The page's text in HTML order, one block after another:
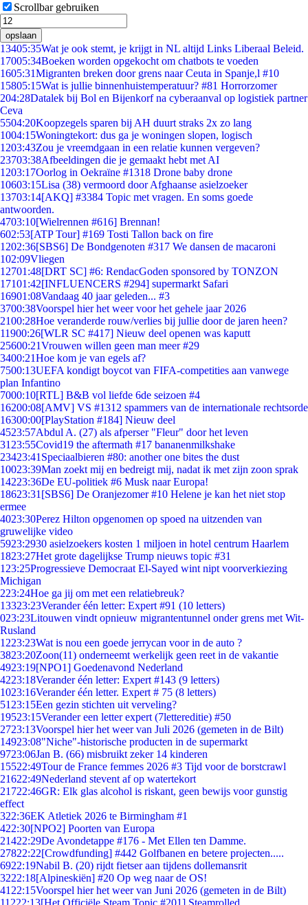
Scrollbar gebruiken
opslaan
13405:35Wat je ook stemt, je krijgt in NL altijd Links Liberaal Beleid.
17005:34Boeken worden opgekocht om chatbots te voeden
1605:31Migranten breken door grens naar Ceuta in Spanje,l #10
15805:15Wat is jullie binnenhuistemperatuur? #81 Horrorzomer
204:28Datalek bij Bol en Bijenkorf na cyberaanval op logistiek partner
Ceva
5504:20Koopzegels sparen bij AH duurt straks 2x zo lang
1004:15Woningtekort: dus ga je woningen slopen, logisch
1203:43Zou je vreemdgaan in een relatie kunnen vergeven?
23703:38Afbeeldingen die je gemaakt hebt met AI
1203:17Oorlog in Oekraïne #1318 Drone baby drone
10603:15Lisa (38) vermoord door Afghaanse asielzoeker
13703:14[AKQ] #3384 Topic met vragen. En soms goede
antwoorden.
4703:10[Wielrennen #616] Brennan!
602:53[ATP Tour] #169 Tosti Tallon back on fire
1202:36[SBS6] De Bondgenoten #317 We dansen de macaroni
102:09Vliegen
12701:48[DRT SC] #6: RendacGoden sponsored by TONZON
17101:42[INFLUENCERS #294] supermarkt Safari
16901:08Vandaag 40 jaar geleden... #3
3700:38Voorspel hier het weer voor het gehele jaar 2026
2100:28Hoe veranderde rouw/verlies bij jullie door de jaren heen?
11900:26[WLR SC #417] Nieuw deel openen was kaputt
25600:21Vrouwen willen geen man meer #29
3400:21Hoe kom je van egels af?
7500:13UEFA kondigt boycot van FIFA-competities aan vanwege
plan Infantino
7000:10[RTL] B&B vol liefde 6de seizoen #4
16200:08[AMV] VS #1312 spammers van de internationale rechtsorde
16300:00[PlayStation #184] Nieuw deel
4523:57Abdul A. (27) als afperser "Fleur" door het leven
31 23:55Covid19 the aftermath #17 bananenmilkshake
23423:41 Speciaalbieren #80: another one bites the dust
10023:39Man zoekt mij en bedreigt mij, nadat ik met zijn zoon sprak
14223:36De EU-politiek #6 Musk naar Europa!
18623:31 [SBS6] De Oranjezomer #10 Helene je kan het niet stop
ermee
4023:30Perez Hilton opgenomen op spoed na uitzenden van
gruwelijke video
5923:2930 asielzoekers kosten 1 miljoen in hotel centrum Haarlem
1823:27Het grote dagelijkse Trump nieuws topic #31
1 23:25Progressieve Democraat El-Sayed wint nipt voorverkiezing
Michigan
223:24Hoe ga jij om met een relatiebreuk?
13323:23Verander één letter: Expert #91 (10 letters)
023:23Litouwen vindt opnieuw migrantentunnel onder grens met Wit-
Rusland
1223:23Wat is nou een goede jerrycan voor in de auto ?
3823:20Zoon(11) onderneemt werkelijk geen reet in de vakantie
4923:19[NPO1] Goedenavond Nederland
4223:18Verander één letter: Expert #143 (9 letters)
1023:16Verander één letter. Expert # 75 (8 letters)
51 23:15Een gezin stichten uit verveling?
19523:15Verander een letter expert (7lettereditie) #50
2723:13Voorspel hier het weer van Juli 2026 (gemeten in de Bilt)
14923:08"Niche"-historische producten in de supermarkt
9723:06Jan B. (66) misbruikt zeker 14 kinderen
15522:49Tour de France femmes 2026 #3 Tijd voor de borstcrawl
21622:49Nederland stevent af op watertekort
21722:46GR: Elk glas alcohol is riskant, geen bewijs voor gunstig
effect
322:36EK Atletiek 2026 te Birmingham #1
422:30[NPO2] Poorten van Europa
21422:29De Avondetappe #176 - Met Ellen ten Damme.
27822:22[Crowdfunding] #442 Golfbanen en betere projecten.....
6922:19Nabil B. (20) rijdt fietser aan tijdens dollemansrit
3222:18[Alpineskiën] #20 Op weg naar de OS!
41 22:15Voorspel hier het weer van Juni 2026 (gemeten in de Bilt)
11222:13[Het Officiële Steam Topic #201] Steamrolled